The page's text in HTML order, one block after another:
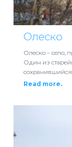
Олеско
Олеско – село,
Один из
Read more.